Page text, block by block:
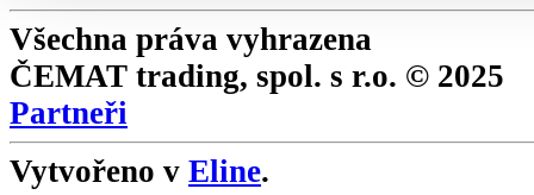
Všechna práva vyhrazena
ČEMAT trading, spol. s r.o. © 2025
Partneři
Vytvořeno v Eline.